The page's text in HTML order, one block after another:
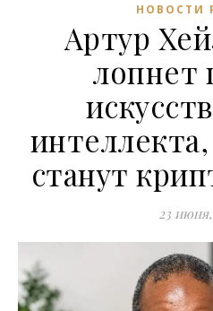
НОВОСТИ
Артур
лопнет
станут
23